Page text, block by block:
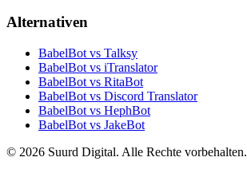
Alternativen
BabelBot vs Talksy
BabelBot vs iTranslator
BabelBot vs RitaBot
BabelBot vs Discord Translator
BabelBot vs HephBot
BabelBot vs JakeBot
© 2026 Suurd Digital. Alle Rechte vorbehalten.